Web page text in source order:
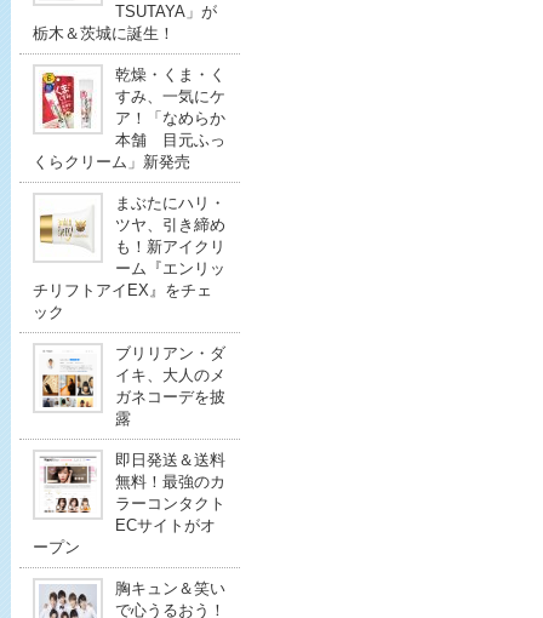
TSUTAYA」が
栃木＆茨城に誕生！
乾燥・くま・く
すみ、一気にケ
ア！「なめらか
本舗 目元ふっ
くらクリーム」新発売
まぶたにハリ・
ツヤ、引き締め
も！新アイクリ
ーム『エンリッ
チリフトアイEX』をチェ
ック
ブリリアン・ダ
イキ、大人のメ
ガネコーデを披
露
即日発送＆送料
無料！最強のカ
ラーコンタクト
ECサイトがオ
ープン
胸キュン＆笑い
で心うるおう！